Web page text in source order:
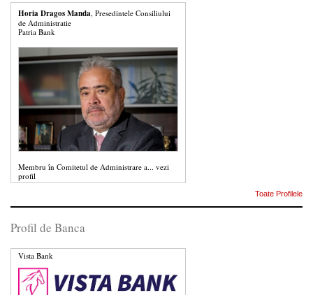
Horia Dragos Manda, Presedintele Consiliului
de Administratie
Patria Bank
Membru în Comitetul de Administrare a... vezi
profil
Toate Profilele
Profil de Banca
Vista Bank